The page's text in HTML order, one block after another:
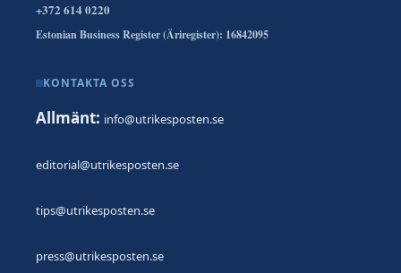
+372 614 0220
Estonian Business Register (Äriregister): 16842095
KONTAKTA OSS
Allmänt: info@utrikesposten.se
editorial@utrikesposten.se
tips@utrikesposten.se
press@utrikesposten.se